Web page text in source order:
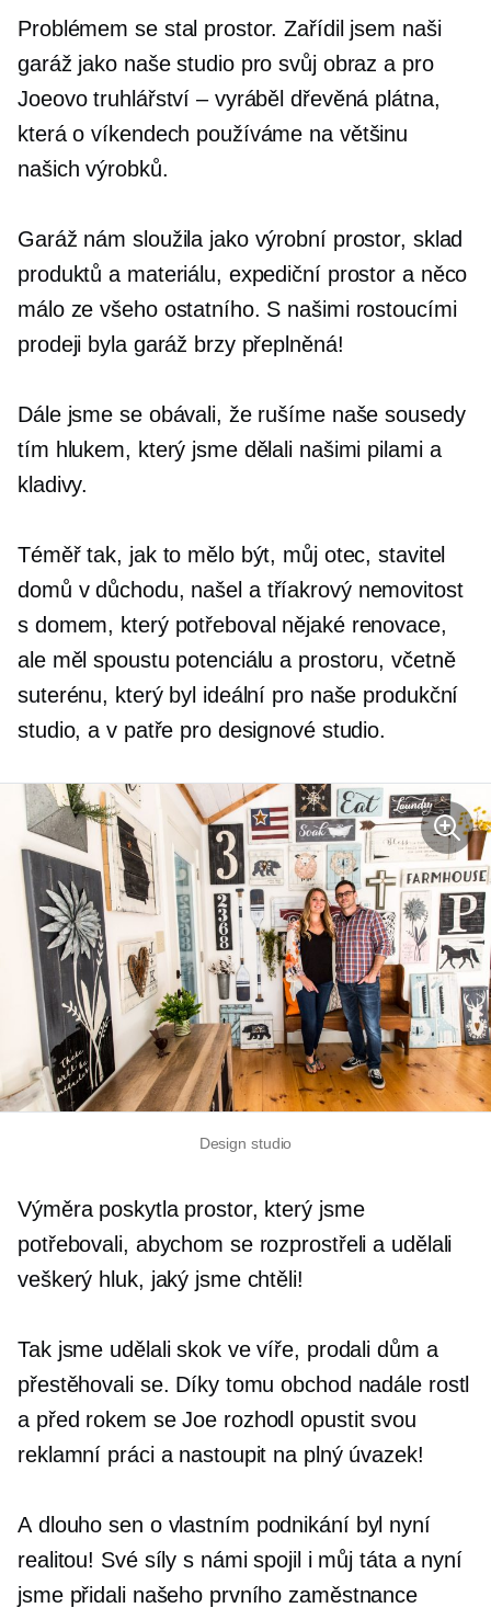
Problémem se stal prostor. Zařídil jsem naši
garáž jako naše studio pro svůj obraz a pro
Joeovo truhlářství – vyráběl dřevěná plátna,
která o víkendech používáme na většinu
našich výrobků.
Garáž nám sloužila jako výrobní prostor, sklad
produktů a materiálu, expediční prostor a něco
málo ze všeho ostatního. S našimi rostoucími
prodeji byla garáž brzy přeplněná!
Dále jsme se obávali, že rušíme naše sousedy
tím hlukem, který jsme dělali našimi pilami a
kladivy.
Téměř tak, jak to mělo být, můj otec, stavitel
domů v důchodu, našel a tříakrovýnemovitost
s domem, který potřeboval nějaké renovace,
ale měl spoustu potenciálu a prostoru, včetně
suterénu, který byl ideální pro naše produkční
studio, a v patře pro designové studio.
Design studio
Výměra poskytla prostor, který jsme
potřebovali, abychom se rozprostřeli a udělali
veškerý hluk, jaký jsme chtěli!
Tak jsme udělali skok ve víře, prodali dům a
přestěhovali se. Díky tomu obchod nadále rostl
a před rokem se Joe rozhodl opustit svou
reklamní práci a nastoupit na plný úvazek!
A dlouho sen o vlastním podnikání byl nyní
realitou! Své síly s námi spojil i můj táta a nyní
jsme přidali našeho prvního zaměstnance